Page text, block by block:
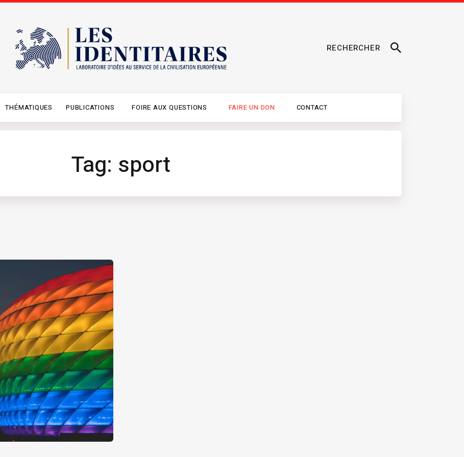
RECHERCHER
THÉMATIQUES PUBLICATIONS FOIRE AUX QUESTIONS FAIRE UN DON CONTACT
Tag: sport